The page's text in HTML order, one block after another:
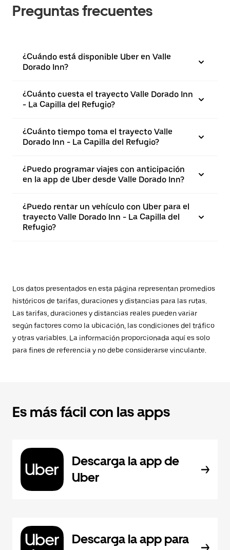
Preguntas frecuentes
¿Cuándo está disponible Uber en Valle
Dorado Inn?
¿Cuánto cuesta el trayecto Valle Dorado Inn
- La Capilla del Refugio?
¿Cuánto tiempo toma el trayecto Valle
Dorado Inn - La Capilla del Refugio?
¿Puedo programar viajes con anticipación
en la app de Uber desde Valle Dorado Inn?
¿Puedo rentar un vehículo con Uber para el
trayecto Valle Dorado Inn - La Capilla del
Refugio?
Los datos presentados en esta página representan promedios
históricos de tarifas, duraciones y distancias para las rutas.
Las tarifas, duraciones y distancias reales pueden variar
según factores como la ubicación, las condiciones del tráfico
y otras variables. La información proporcionada aquí es solo
para fines de referencia y no debe considerarse vinculante.
Es más fácil con las apps
Descarga la app de
Uber
Descarga la app para